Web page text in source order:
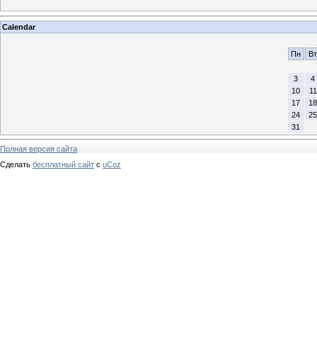
Calendar
Пн
Вт
3
4
10
11
17
18
24
25
31
Полная версия сайта
Сделать бесплатный сайт с uCoz